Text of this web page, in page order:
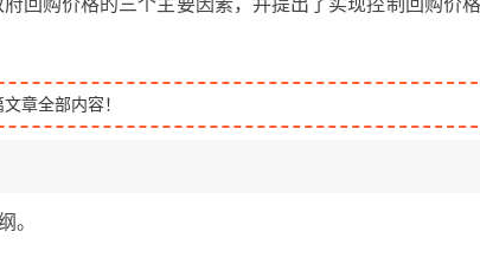
回购价格的三个主要因素，并提出了实现控制回购价
章全部内容！
。